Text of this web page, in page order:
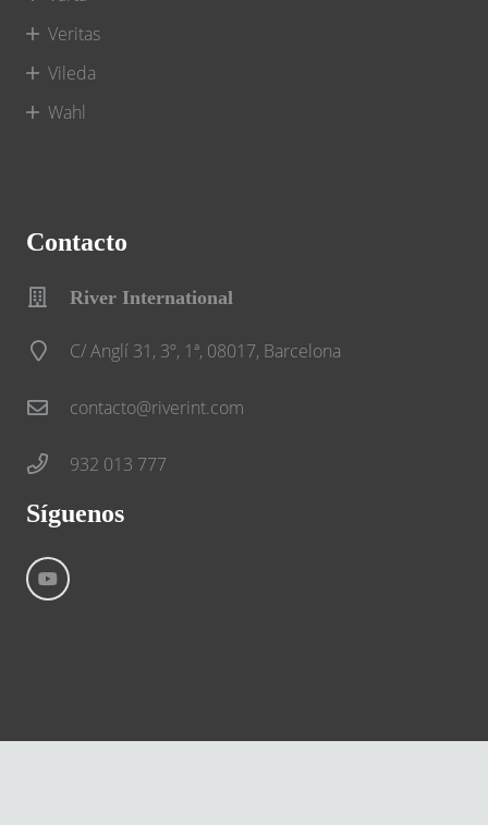
Veritas
Vileda
Wahl
Contacto
River International
C/ Anglí 31, 3º, 1ª, 08017, Barcelona
contacto@riverint.com
932 013 777
Síguenos